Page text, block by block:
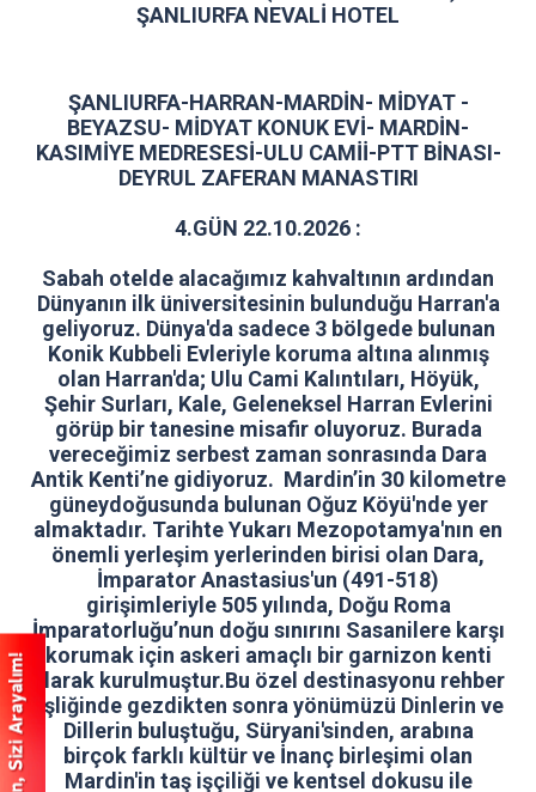
ŞANLIURFA NEVALİ HOTEL
ŞANLIURFA-HARRAN-MARDİN- MİDYAT -
BEYAZSU- MİDYAT KONUK EVİ- MARDİN-
KASIMİYE MEDRESESİ-ULU CAMİİ-PTT BİNASI-
DEYRUL ZAFERAN MANASTIRI
4.GÜN 22.10.2026 :
Sabah otelde alacağımız kahvaltının ardından
Dünyanın ilk üniversitesinin bulunduğu Harran'a
geliyoruz. Dünya'da sadece 3 bölgede bulunan
Konik Kubbeli Evleriyle koruma altına alınmış
olan Harran'da; Ulu Cami Kalıntıları, Höyük,
Şehir Surları, Kale, Geleneksel Harran Evlerini
görüp bir tanesine misafir oluyoruz. Burada
vereceğimiz serbest zaman sonrasında Dara
Antik Kenti’ne gidiyoruz. Mardin’in 30 kilometre
güneydoğusunda bulunan Oğuz Köyü'nde yer
almaktadır. TarihteYukarı Mezopotamya'nın en
önemli yerleşim yerlerinden birisi olan Dara,
İmparatorAnastasius'un (491-518)
girişimleriyle 505 yılında, Doğu Roma
İmparatorluğu’nun doğu sınırını Sasanilere karşı
korumak için askeri amaçlı bir garnizon kenti
olarak kurulmuştur.Bu özel destinasyonu rehber
eşliğinde gezdikten sonra yönümüzü Dinlerin ve
Dillerin buluştuğu, Süryani'sinden, arabına
birçok farklı kültür ve İnanç birleşimi olan
Mardin'in taş işçiliği ve kentsel dokusu ile